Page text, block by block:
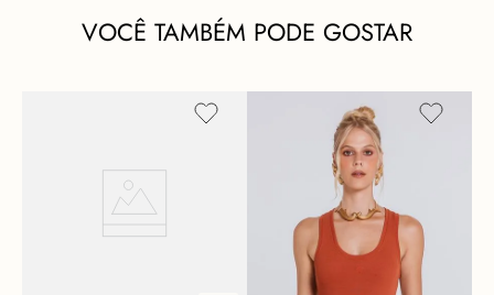
VOCÊ TAMBÉM PODE GOSTAR